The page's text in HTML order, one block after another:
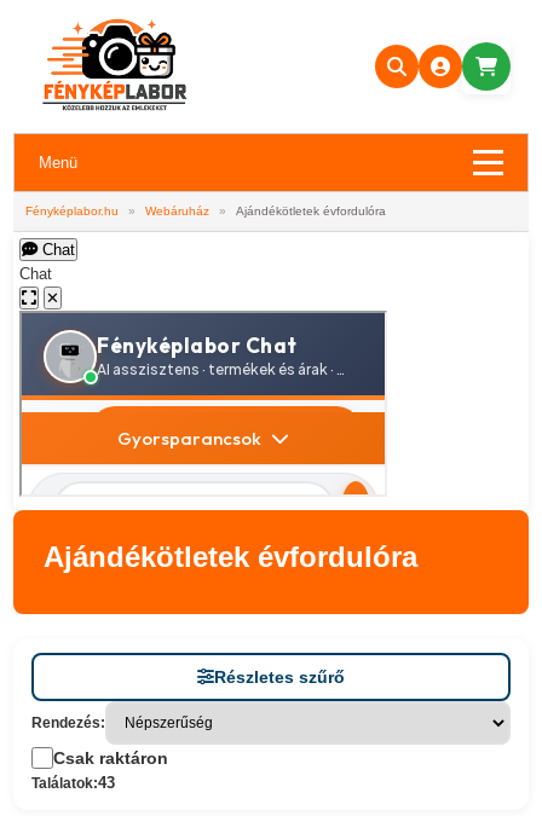
Menü
Fényképlabor.hu » Webáruház » Ajándékötletek évfordulóra
Chat
Chat
✕
Ajándékötletek évfordulóra
Részletes szűrő
Rendezés:
Csak raktáron
Találatok:43